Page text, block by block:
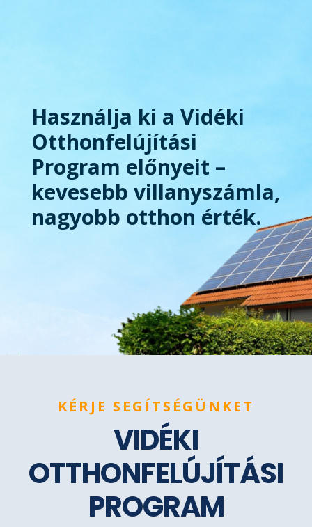
Használja ki a Vidéki
Otthonfelújítási
Program előnyeit –
kevesebb villanyszámla,
nagyobb otthon érték.
KÉRJE SEGÍTSÉGÜNKET
VIDÉKI
OTTHONFELÚJÍTÁSI
PROGRAM